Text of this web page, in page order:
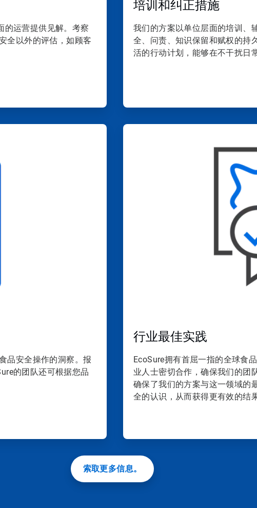
的运营提供见解。考察
全以外的评估，如顾客
品安全操作的洞察。报
的团队还可根据您品
培训和纠正措施
我们的方案以单位层面的培训、
全、问责、知识保留和赋权的持
活的行动计划，能够在不干扰日
ArticleTile
行业最佳实践
EcoSure拥有首屈一指的全球食
业人士密切合作，确保我们的团
确保了我们的方案与这一领域的
全的认识，从而获得更有效的结果
索取更多信息。